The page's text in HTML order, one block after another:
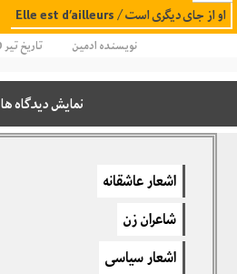
او از جای دیگری است / Elle est d’ailleurs
نویسندهادمین تاریخ تیر 20, 1398
نمایش دیدگاه ها
دیدگاهتان را بنویسید
برای نوشتن دیدگاه باید
اشعار عاشقانه
شاعران زن
اشعار سیاسی